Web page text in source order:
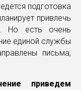
подготовка
привлечь
Но есть очень
единой службы
письма,
приведем